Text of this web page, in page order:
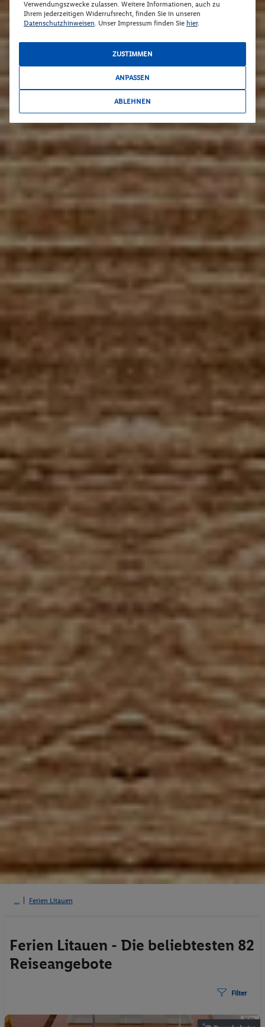
Ferien Litauen
Ferien Litauen - Die beliebtesten 82
Reiseangebote
Filter
Verwendungszwecke zulassen. Weitere Informationen, auch zu
Ihrem jederzeitigen Widerrufsrecht, finden Sie in unseren
Datenschutzhinweisen. Unser Impressum finden Sie hier.
ZUSTIMMEN
ANPASSEN
ABLEHNEN